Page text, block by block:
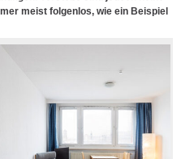
meist folgenlos, wie ein Beispiel